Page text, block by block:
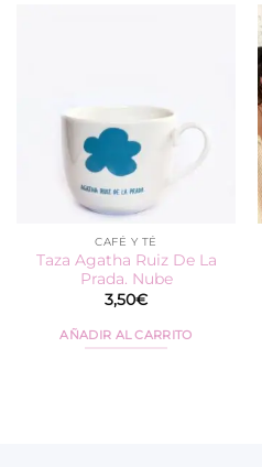
CAFÉ Y TÉ
Taza Agatha Ruiz De La
Prada. Nube
3,50€
AÑADIR AL CARRITO